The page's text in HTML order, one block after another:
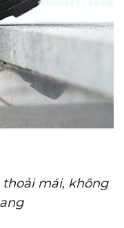
mái, không